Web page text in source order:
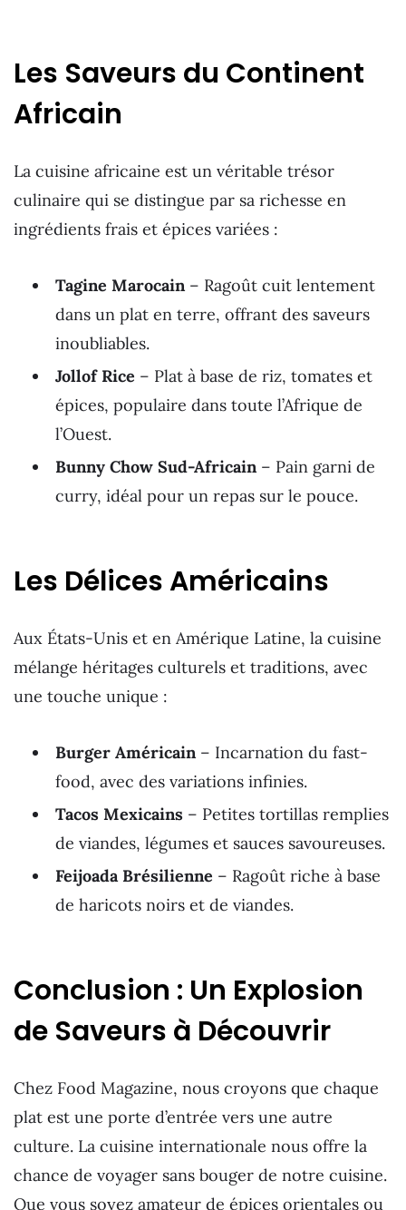
Les Saveurs du Continent
Africain
La cuisine africaine est un véritable trésor
culinaire qui se distingue par sa richesse en
ingrédients frais et épices variées :
Tagine Marocain– Ragoût cuit lentement
dans un plat en terre, offrant des saveurs
inoubliables.
Jollof Rice – Plat à base de riz, tomates et
épices, populaire dans toute l’Afrique de
l’Ouest.
Bunny Chow Sud-Africain– Pain garni de
curry, idéal pour un repas sur le pouce.
Les Délices Américains
Aux États-Unis et en Amérique Latine, la cuisine
mélange héritages culturels et traditions, avec
une touche unique :
Burger Américain– Incarnation du fast-
food, avec des variations infinies.
Tacos Mexicains – Petites tortillas remplies
de viandes, légumes et sauces savoureuses.
Feijoada Brésilienne – Ragoût riche à base
de haricots noirs et de viandes.
Conclusion : Un Explosion
de Saveurs à Découvrir
Chez Food Magazine, nous croyons que chaque
plat est une porte d’entrée vers une autre
culture. La cuisine internationale nous offre la
chance de voyager sans bouger de notre cuisine.
Que vous soyez amateur de épices orientales ou